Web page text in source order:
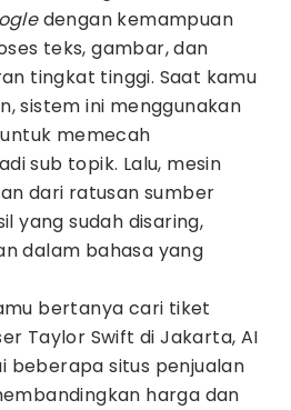
dengan kemampuan
teks, gambar, dan
tingkat tinggi. Saat kamu
sistem ini menggunakan
memecah
sub topik. Lalu, mesin
dari ratusan sumber
yang sudah disaring,
dalam bahasa yang
bertanya cari tiket
Taylor Swift di Jakarta, AI
beberapa situs penjualan
harga dan